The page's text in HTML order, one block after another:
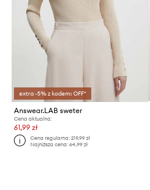
extra -5% z kodem: OFF*
Answear.LAB sweter
Cena aktualna:
61,99 zł
Cena regularna:219,99 zł
Najniższa cena:64,99 zł